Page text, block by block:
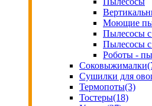
Моющие
Пылесосы
Пылесосы
Роботы -
Соковыжималки
Сушилки для
Термопоты(3)
Тостеры(18)